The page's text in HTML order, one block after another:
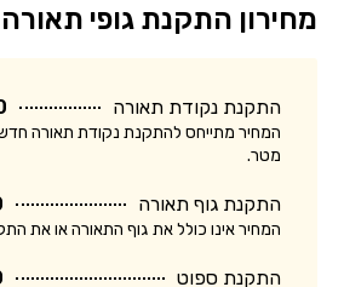
מחירון התקנת גופי תאורה
התקנת נקודת תאורה ₪
מטר.
התקנת גוף תאורה
המחיר אינו כולל את גוף התאורה או את
התקנת ספוט